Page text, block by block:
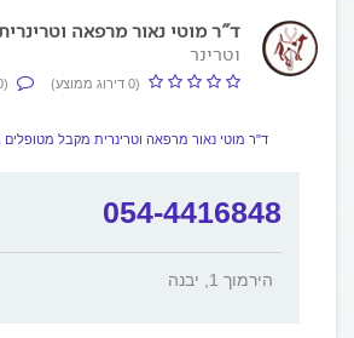
ד"ר מוטי נאור מרפאה
וטרינר
(0 דירוג ממוצע) (0 חוות דעת)
ד"ר מוטי נאור מרפאה וטרינרית מקבל
054-4416848
הירמוך 1, יבנה